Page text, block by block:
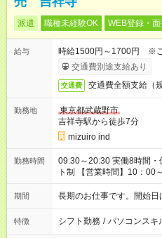
派遣 職種未経験OK WEB登録・
給与
時給1500円～1700円 ※ご
交通費別途支給あり
交通費 交通費全額支給（
勤務地
東京都武蔵野市
吉祥寺駅から徒歩7分
mizuiro ind
勤務時間
09:30～20:30 実働8時間・休憩1時間 営業時間に合わせたシフ
ト制 【営業時間】10：00
期間 長期のお仕事です。開始日
特徴 シフト勤務 / パソコンスキ